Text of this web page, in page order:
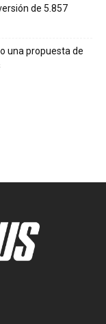
de 5.857
una propuesta de